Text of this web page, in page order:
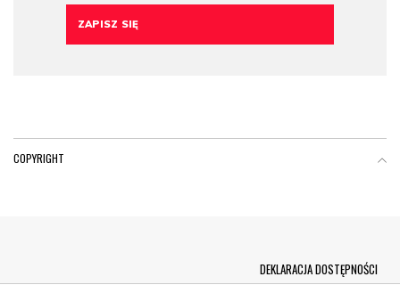
COPYRIGHT
DEKLARACJA DOSTĘPNOŚCI